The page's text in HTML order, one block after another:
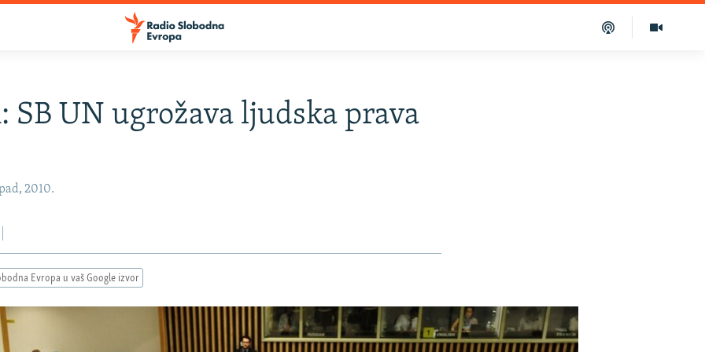
SB UN ugrožava ljudska prava
2010.
Evropa u vaš Google izvor